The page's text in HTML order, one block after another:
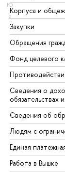
Ю
Я
Корпуса и
Закупки
Обращения
Фонд целевого
Сведения о
обязательствах
Сведения об
Людям с
Единая
Работа в Вышке